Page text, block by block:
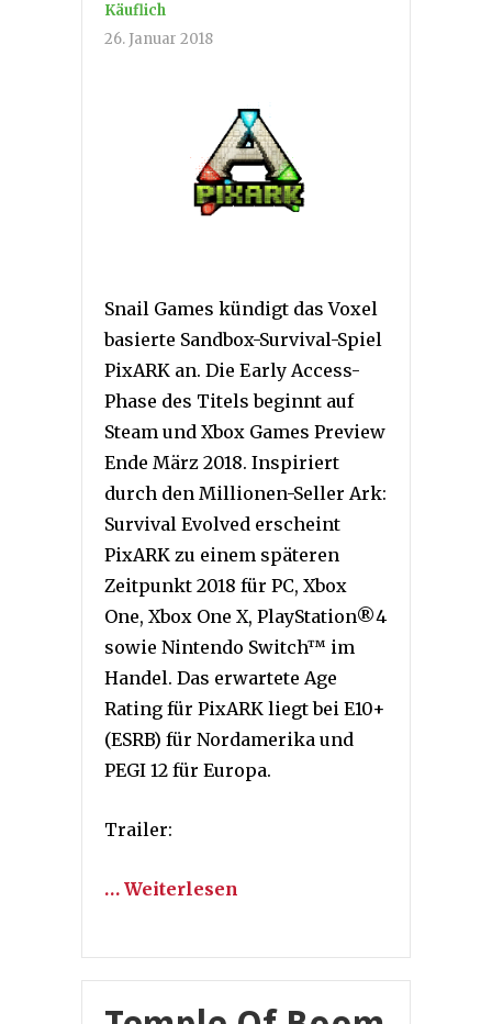
Käuflich
26. Januar 2018
Snail Games kündigt das Voxel
basierte Sandbox-Survival-Spiel
PixARK an. Die Early Access-
Phase des Titels beginnt auf
Steam und Xbox Games Preview
Ende März 2018. Inspiriert
durch den Millionen-Seller Ark:
Survival Evolved erscheint
PixARK zu einem späteren
Zeitpunkt 2018 für PC, Xbox
One, Xbox One X, PlayStation®4
sowie Nintendo Switch™ im
Handel. Das erwartete Age
Rating für PixARK liegt bei E10+
(ESRB) für Nordamerika und
PEGI 12 für Europa.
Trailer:
… Weiterlesen